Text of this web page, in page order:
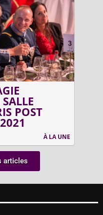
POST
À LA UNE
articles